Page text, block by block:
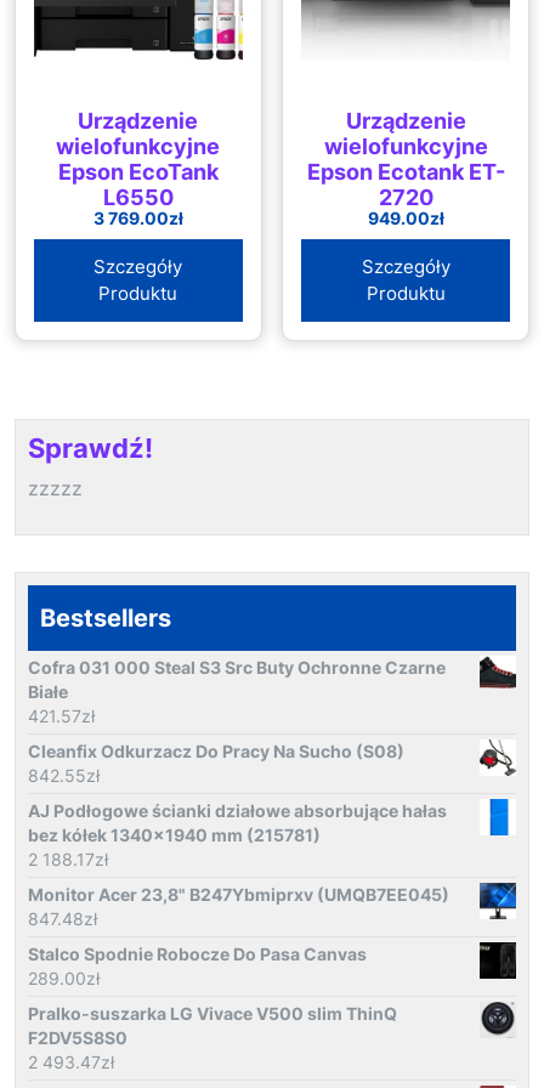
Urządzenie
wielofunkcyjne
Epson EcoTank
L6550
3 769.00zł
Szczegóły
Produktu
Urządzenie
wielofunkcyjne
Epson Ecotank ET-
2720
949.00zł
Szczegóły
Produktu
Sprawdź!
zzzzz
Bestsellers
Cofra 031 000 Steal S3 Src Buty Ochronne Czarne
Białe
421.57zł
Cleanfix Odkurzacz Do Pracy Na Sucho (S08)
842.55zł
AJ Podłogowe ścianki działowe absorbujące hałas
bez kółek 1340x1940 mm (215781)
2 188.17zł
Monitor Acer 23,8" B247Ybmiprxv (UMQB7EE045)
847.48zł
Stalco Spodnie Robocze Do Pasa Canvas
289.00zł
Pralko-suszarka LG Vivace V500 slim ThinQ
F2DV5S8S0
2 493.47zł